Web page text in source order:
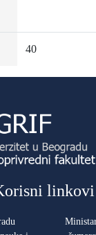
40
linkovi